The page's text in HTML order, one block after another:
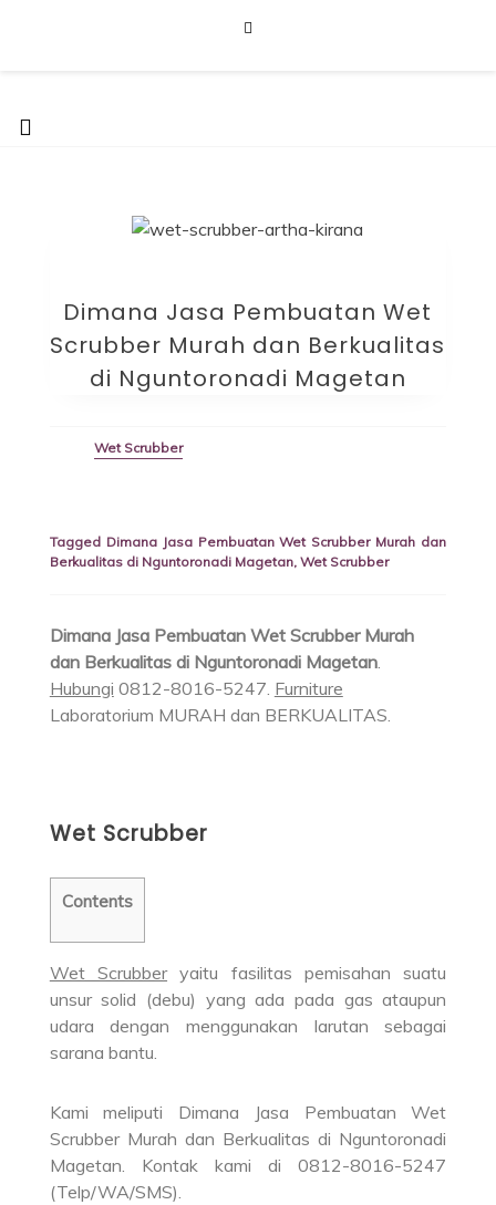
Dapatkan Produk dengan Harga Terbaik Hubungi 0812-8016-
Dimana Jasa Pembuatan Wet
Scrubber Murah dan Berkualitas
di Nguntoronadi Magetan
Wet Scrubber
Tagged Dimana Jasa Pembuatan Wet Scrubber Murah dan
Berkualitas di Nguntoronadi Magetan, Wet Scrubber
Dimana Jasa Pembuatan Wet Scrubber Murah
dan Berkualitas di Nguntoronadi Magetan.
Hubungi 0812-8016-5247. Furniture
Laboratorium MURAH dan BERKUALITAS.
Wet Scrubber
Contents
Wet Scrubberyaitu fasilitas pemisahan suatu
unsur solid (debu) yang ada pada gas ataupun
udara dengan menggunakan larutan sebagai
sarana bantu.
Kami meliputi Dimana Jasa Pembuatan Wet
Scrubber Murah dan Berkualitas di Nguntoronadi
Magetan. Kontak kami di 0812-8016-5247
(Telp/WA/SMS).